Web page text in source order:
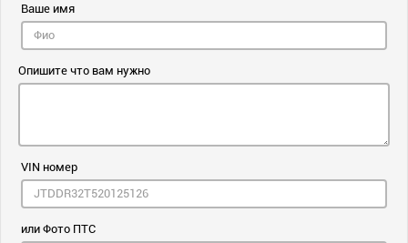
Ваше имя
Опишите что вам нужно
VIN номер
или Фото ПТС